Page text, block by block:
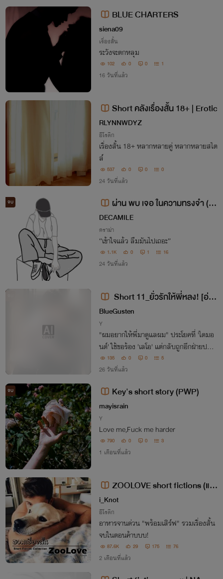
BLUE CHARTERS
siena09
เรื่องสั้น
ระวังจะตกหลุม
102 0 0 1
16 วันที่แล้ว
Short คลังเรื่องสั้น 18+ | Erotic
RLYNNWDYZ
อีโรติก
เรื่องสั้น 18+ หลากหลายคู่ หลากหลายสไต
ล์
537 0 0 0
24 วันที่แล้ว
จบ
ผ่าน พบ เจอ ในความทรงจำ (รว
ม Short Story, Drama, 18+)
DECAMILE
ดราม่า
“เข้าใจแล้ว ลืมมันไปเถอะ”
1.1K 0 1 16
24 วันที่แล้ว
Short 11_ยั่วรักให้พี่หลง! [อ่าน
ฟรี! จบแล้ว]
BlueGusten
Y
"ผมอยากให้พี่มาดูแลผม" ประโยคที่ 'ไดมอ
นด์' ใช้ขอร้อง 'เลโอ' แต่กลับถูกอีกฝ่ายปฏิเส
ธ ทำให้หนุ่มหน้าสวยฉายาเพชรประจำคณะ
บริหารฯ เสียหน้าจนอยากเอาชนะด้วยการตา
135 0 0 5
26 วันที่แล้ว
จบ Key's short story (PWP)
mayisrain
Y
Love me,Fuck me harder
790 0 0 3
1 เดือนที่แล้ว
ZOOLOVE short fictions (แน
วแปลก 20+) Vol.02
i_Knot
อีโรติก
อาหารจานด่วน "พร้อมเสิร์ฟ" รวมเรื่องสั้น
จบในตอนค้าบบบ!
87.6K 29 175 76
2 เดือนที่แล้ว